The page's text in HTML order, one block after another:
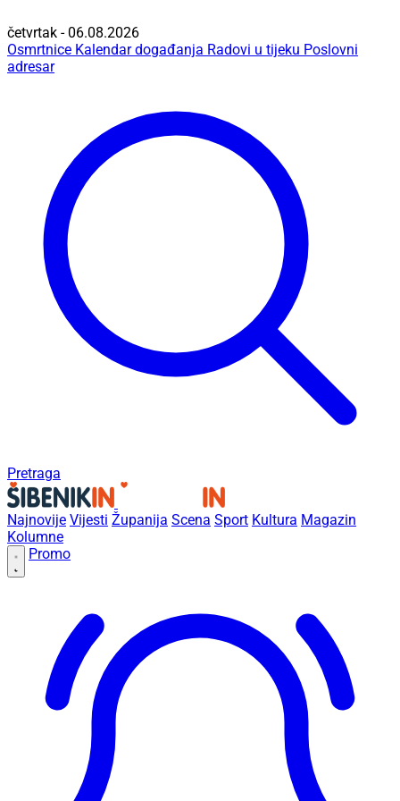
četvrtak - 06.08.2026
Osmrtnice Kalendar događanja Radovi u tijeku Poslovni
adresar
Pretraga
Najnovije Vijesti Županija Scena Sport Kultura Magazin
Kolumne
Promo